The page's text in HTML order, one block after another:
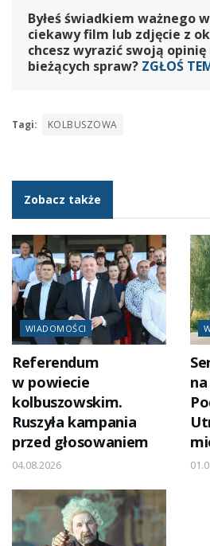
Byłeś świadkiem ważnego
ciekawy film lub zdjęcie z
chcesz wyrazić swoją
bieżących spraw? ZGŁOŚ
Tagi: KOLBUSZOWA
Zobacz także
WIADOMOŚCI
Referendum
w powiecie
kolbuszowskim.
Ruszyła kampania
przed głosowaniem
04.08.2026